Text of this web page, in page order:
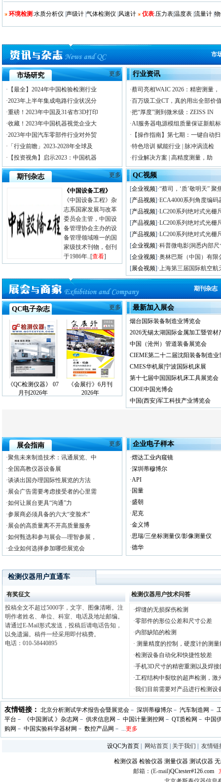
环境检测 :水质分析仪 声级计 气体检测仪 风速计 仪表:压力表温度表 流量计
市
市场研究 更多
·【最全】2024年中国检验检测行业
·2023年上半年集成电路行业状况分
·重磅！2023年中国及31省市3D打印
·收藏！2023年中国机器视觉企业大
·2023年中国汽车零部件行业对外贸
·「行业前瞻」2023-2028年全球及
·【投资视角】启示2023：中国机器
行业资讯
·蔡司亮相WAIC 2026：精密测量，
·百万级工业CT，真的用出全部价
·把“厚度”测到微米级：ZEISS IN
·AI服务器电源模组质量保证新航标
·【操作指南】第七期：一键自动扫
·特色培训 赋能行业 | 脉冲涡流检
·行业解决方案 | 高精度测量，助
期刊杂志 更多
《中国设备工程》
《中国设备工程》杂
志系国家发展与改革
委员会主管，中国设
备管理协会主办的设
备管理领域唯一的国
家级技术刊物，创刊
于1986年..[查看]
QC视频
[企业视频]·“蔡司，‘质’敬明天” 聚
[产品视频]·ECA4000系列角度编
[产品视频]·LC200系列绝对式光栅
[产品视频]·LC200系列绝对式光栅
[产品视频]·LC200系列绝对式光栅
[企业视频]·科普微电影|洞悉内部
[企业视频]·奥林巴斯（中国）有限
[展会视频]·上海第三届国际航空航
期刊杂志
QC电子杂志 更多
《QC检测仪器》 07
月刊2026年
《会展行》6月刊
2026年
最新加入展会
烟台国际装备制造业博览会
2026无锡太湖国际金属加工暨管材
中国（沧州）管道装备展览会
CIEME第二十二届沈阳装备制造业
CMES华机展|宁波国际机床展
第十七届中国国际机床工具展览会
CIOE中国光博会
中国(西安)军工科技产业博览会
展会指南
更多
·聚焦未来制造技术：讯通展览、中
·全国高教仪器设备展
·谈谈出国办理国际性展览的方法
·展会广告需要考虑接受者的心里需
·如何让展台更具“沟通”力
·参展商必须具备的六大“变脸术”
·展会的高质量离不开高质量服务
·如何甄选和参与展会—理智参展，
·企业如何选择参加哪些展览会
企业电子样本
·熠达工业内窥镜
·深圳蒂穆博尔
·API
· 国量
·盛朝
·尼克
·金义博
·思瑞/三坐标测量仪/影像测量仪
·德华
检测仪器用户直通车
有奖征文
投稿全文不超过5000字，文字、图像清晰。注
明作者姓名、单位、科室、电话及地址邮编。
请通过E-Mail形式发送，投稿后请电话告知，
以免遗漏。稿件一经采用即付稿费。
电话：010-58440895
检测仪器用户技术问答
·焊缝的无损探伤检测
·零部件的形位公差和尺寸公差
·内部缺陷的检测
· 测量精度的控制，硬度计的测量
·检测设备自动化和快捷性较差
·手机3D尺寸的精密重测以及焊
·工程结构中裂纹的超声检测，激
·我们目前需要对产品进行检测设
友情链接： 北京分析测试学术报告会暨展览会 － 深圳蒂穆博尔 － 汽车制造网 －
平台 － 《中国测试 》杂志网 － 供求信息网 － 中国计量测控网 － QT质检网 － 中国
购网 － 中国实验科学器材网 － 数控产品网 － ...更多
设QC为首页 网站首页 关于我们 友情链
检测仪器 检验仪器 测量仪器 测试仪器
邮箱：(E-mail)QCtester#126.com